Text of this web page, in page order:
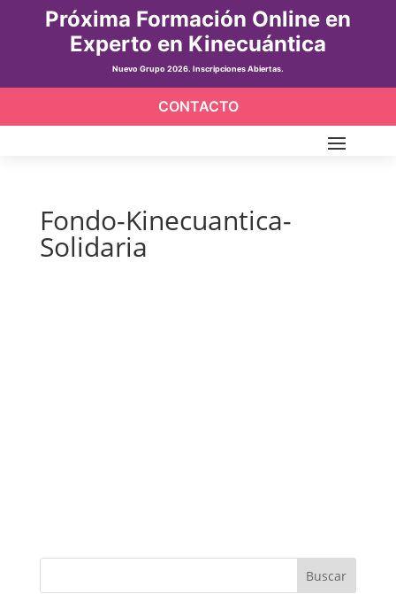
Próxima Formación Online en
Experto en Kinecuántica
Nuevo Grupo 2026. Inscripciones Abiertas.
CONTACTO
Fondo-Kinecuantica-
Solidaria